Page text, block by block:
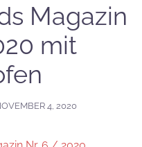
Magazin
mit
4, 2020